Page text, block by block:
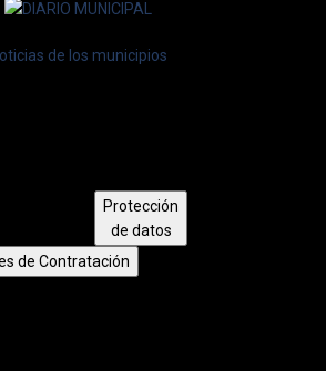
de los municipios
Protección
de datos
de Contratación